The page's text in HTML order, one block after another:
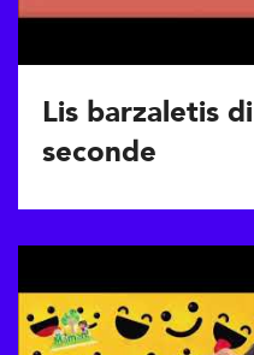
Lis barzaletis
seconde